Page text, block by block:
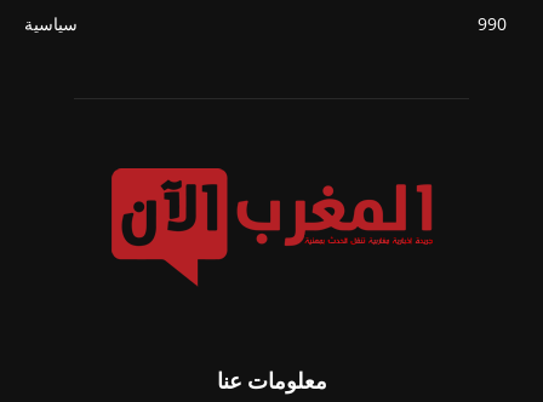
سياسية
990
معلومات عنا